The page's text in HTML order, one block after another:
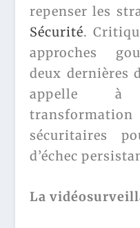
repenser les
Sécurité.
approches
deux dernières
appelle à
sécuritaires
d’échec
La